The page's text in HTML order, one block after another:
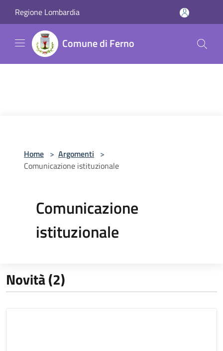
Regione Lombardia
Comune di Ferno
Home > Argomenti >
Comunicazione istituzionale
Comunicazione
istituzionale
Novità (2)